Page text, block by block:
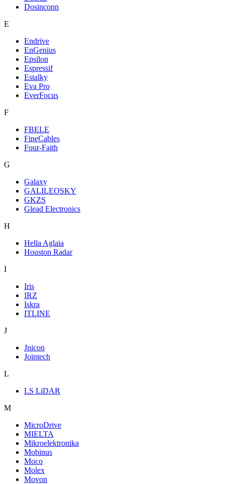
Dosinconn
E
Endrive
EnGenius
Epsilon
Espressif
Estalky
Eva Pro
EverFocus
F
FBELE
FineCables
Four-Faith
G
Galaxy
GALILEOSKY
GKZS
Glead Electronics
H
Hella Aglaia
Houston Radar
I
Iris
IRZ
Iskra
ITLINE
J
Jnicon
Jointech
L
LS LiDAR
M
MicroDrive
MIELTA
Mikroelektronika
Mobinus
Moco
Molex
Movon